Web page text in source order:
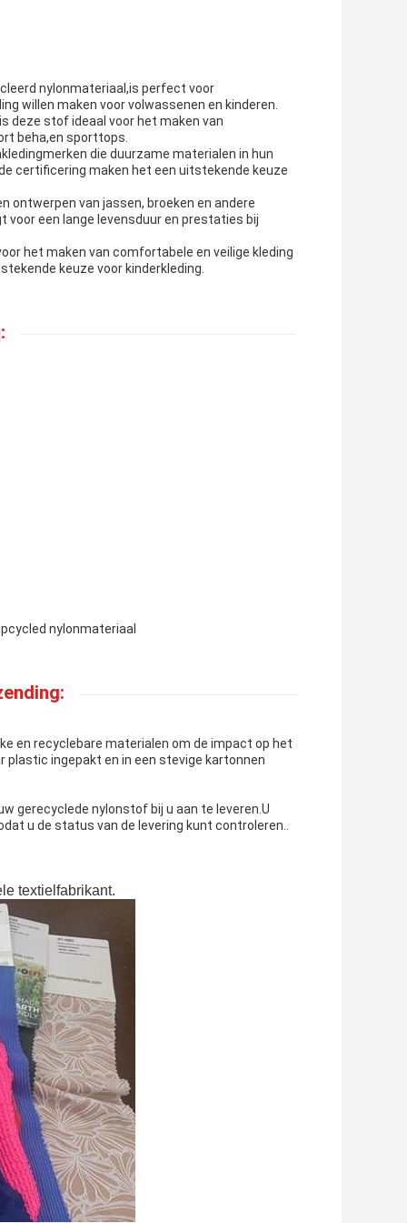
nylonmateriaal,is perfect voor
willen maken voor volwassenen en kinderen.
deze stof ideaal voor het maken van
beha,en sporttops.
die duurzame materialen in hun
certificering maken het een uitstekende keuze
ontwerpen van jassen, broeken en andere
voor een lange levensduur en prestaties bij
het maken van comfortabele en veilige kleding
keuze voor kinderkleding.
nylonmateriaal
en recyclebare materialen om de impact op het
ingepakt en in een stevige kartonnen
gerecyclede nylonstof bij u aan te leveren.U
u de status van de levering kunt controleren..
textielfabrikant.